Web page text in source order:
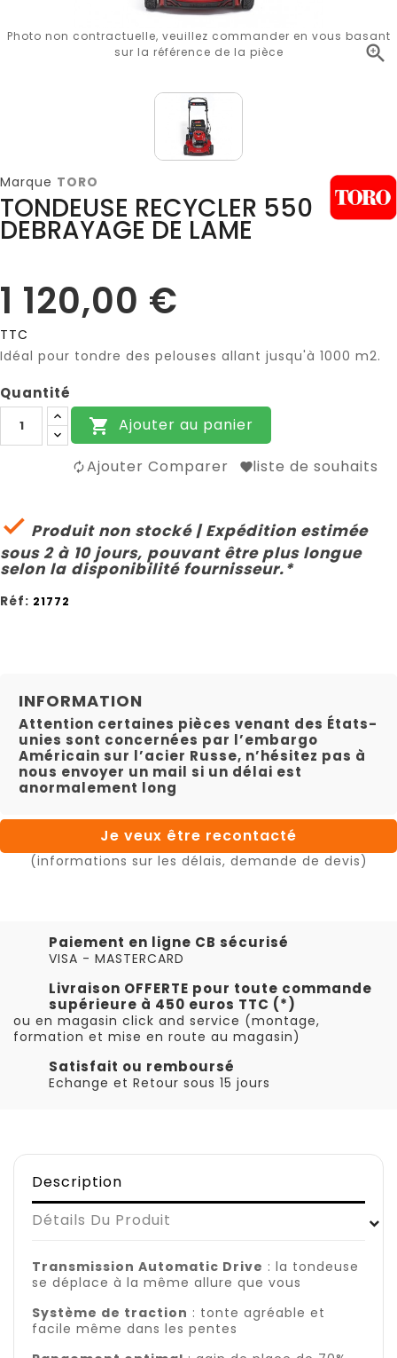

Photo non contractuelle, veuillez commander en vous basant
sur la référence de la pièce
Marque TORO
TONDEUSE RECYCLER 550
DEBRAYAGE DE LAME
1 120,00 €
TTC
Idéal pour tondre des pelouses allant jusqu'à 1000 m2.
Quantité
 Ajouter au panier
Ajouter Comparer liste de souhaits
 Produit non stocké | Expédition estimée
sous 2 à 10 jours, pouvant être plus longue
selon la disponibilité fournisseur.*
Réf: 21772
INFORMATION
Attention certaines pièces venant des États-
unies sont concernées par l’embargo
Américain sur l’acier Russe, n’hésitez pas à
nous envoyer un mail si un délai est
anormalement long
Je veux être recontacté
(informations sur les délais, demande de devis)
Paiement en ligne CB sécurisé
VISA - MASTERCARD
Livraison OFFERTE pour toute commande
supérieure à 450 euros TTC (*)
ou en magasin click and service (montage,
formation et mise en route au magasin)
Satisfait ou remboursé
Echange et Retour sous 15 jours
Description
Détails Du Produit
Transmission Automatic Drive : la tondeuse
se déplace à la même allure que vous
Système de traction : tonte agréable et
facile même dans les pentes